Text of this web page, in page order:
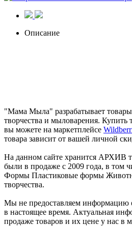
Описание
"Мама Мыла" разрабатывает товары
творчества и мыловарения.
вы можете на маркетплейсе
товара зависит от вашей личной
На данном сайте хранится АРХИВ
были в продаже с 2009 года, в том
Формы Пластиковые формы
творчества.
Мы не предоставляем
в настоящее время. Актуальная
продаже товаров и их цене у нас в